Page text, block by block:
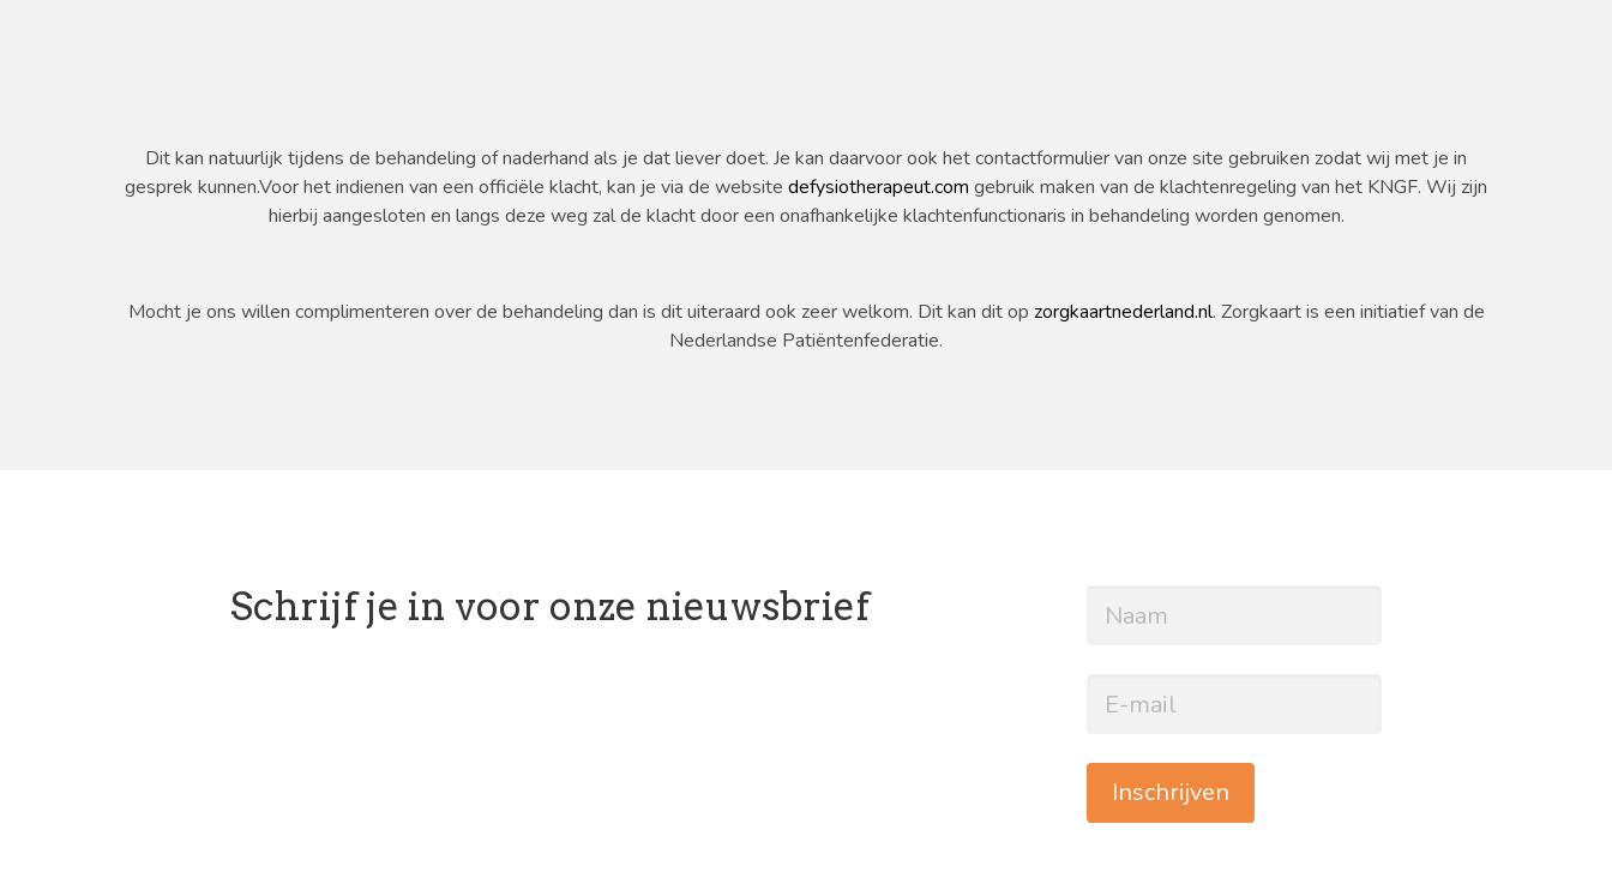
Dit kan natuurlijk tijdens de behandeling of naderhand als je dat liever doet. Je kan daarvoor ook het contactformulier van onze site gebruiken zodat wij met je in
gesprek kunnen.Voor het indienen van een officiële klacht, kan je via de website defysiotherapeut.com gebruik maken van de klachtenregeling van het KNGF. Wij zijn
hierbij aangesloten en langs deze weg zal de klacht door een onafhankelijke klachtenfunctionaris in behandeling worden genomen.
Mocht je ons willen complimenteren over de behandeling dan is dit uiteraard ook zeer welkom. Dit kan dit op zorgkaartnederland.nl. Zorgkaart is een initiatief van de
Nederlandse Patiëntenfederatie.
Schrijf je in voor onze nieuwsbrief
Inschrijven